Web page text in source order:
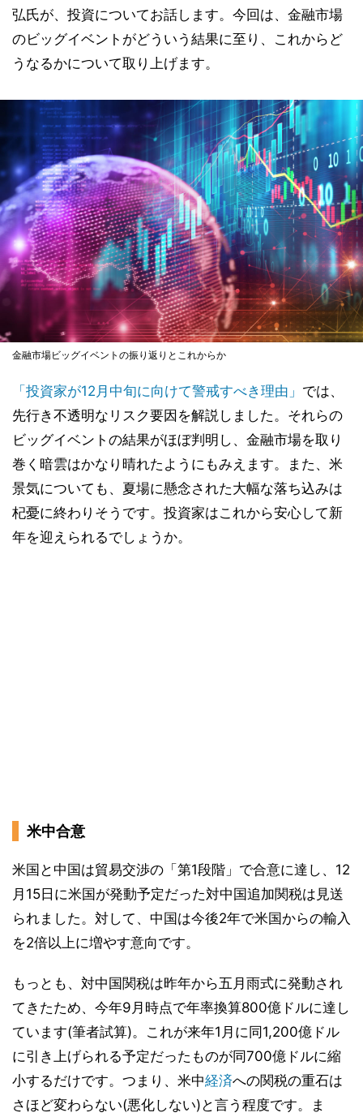
弘氏が、投資についてお話します。今回は、金融市場
のビッグイベントがどういう結果に至り、これからど
うなるかについて取り上げます。
金融市場ビッグイベントの振り返りとこれからか
「投資家が12月中旬に向けて警戒すべき理由」 では、
先行き不透明なリスク要因を解説しました。それらの
ビッグイベントの結果がほぼ判明し、金融市場を取り
巻く暗雲はかなり晴れたようにもみえます。また、米
景気についても、夏場に懸念された大幅な落ち込みは
杞憂に終わりそうです。投資家はこれから安心して新
年を迎えられるでしょうか。
米中合意
米国と中国は貿易交渉の「第1段階」で合意に達し、12
月15日に米国が発動予定だった対中国追加関税は見送
られました。対して、中国は今後2年で米国からの輸入
を2倍以上に増やす意向です。
もっとも、対中国関税は昨年から五月雨式に発動され
てきたため、今年9月時点で年率換算800億ドルに達し
ています(筆者試算)。これが来年1月に同1,200億ドル
に引き上げられる予定だったものが同700億ドルに縮
小するだけです。つまり、米中経済への関税の重石は
さほど変わらない(悪化しない)と言う程度です。ま